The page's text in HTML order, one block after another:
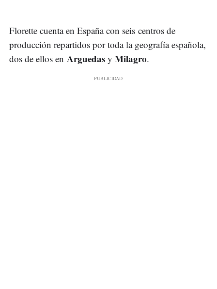
Florette cuenta en España con seis centros de
producción repartidos por toda la geografía española,
dos de ellos en Arguedas y Milagro.